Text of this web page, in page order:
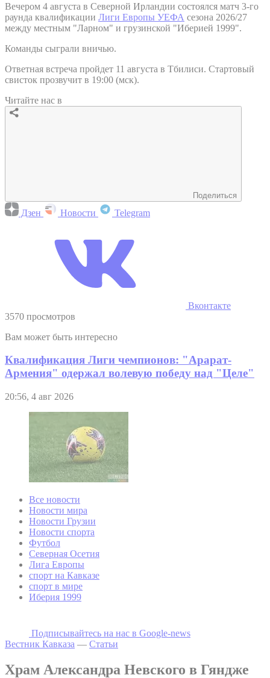
Вечером 4 августа в Северной Ирландии состоялся матч 3-го
раунда квалификации Лиги Европы УЕФА сезона 2026/27
между местным "Ларном" и грузинской "Иберией 1999".
Команды сыграли вничью.
Ответная встреча пройдет 11 августа в Тбилиси. Стартовый
свисток прозвучит в 19:00 (мск).
Читайте нас в
Поделиться
Дзен Новости Telegram
Вконтакте
3570 просмотров
Вам может быть интересно
Квалификация Лиги чемпионов: "Арарат-
Армения" одержал волевую победу над "Целе"
20:56, 4 авг 2026
Все новости
Новости мира
Новости Грузии
Новости спорта
Футбол
Северная Осетия
Лига Европы
спорт на Кавказе
спорт в мире
Иберия 1999
Подписывайтесь на наc в Google-news
Вестник Кавказа — Статьи
Храм Александра Невского в Гяндже